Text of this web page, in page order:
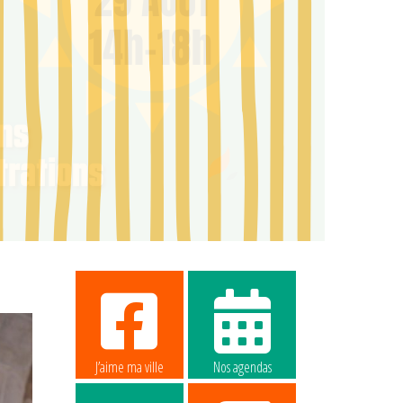
J’aime ma ville Nos agendas